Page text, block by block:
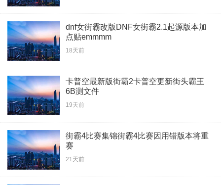
dnf女街霸改版DNF女街霸2.1起源版本加
点贴emmmm
18天前
卡普空最新版街霸2卡普空更新街头霸王
6B测文件
19天前
街霸4比赛集锦街霸4比赛因用错版本将重
赛
21天前